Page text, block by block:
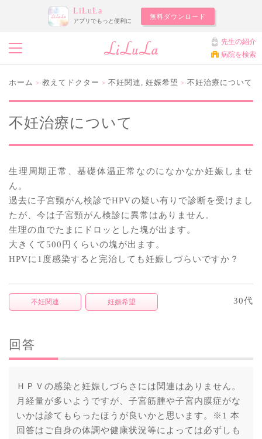
LiLuLa
アプリでもっと便利に
無料ダウンロード
先生の紹介
病院を検索
ホーム > 教えてドクター > 不妊関連 , 妊娠希望 > 不妊治療について
不妊治療について
生理周期正常、基礎体温正常なのになかなか妊娠しませ
ん。
過去に子宮頸がん検診でHPVの疑い有りで診断を受けまし
たが、今は子宮頸がん検診に異常はありません。
生理の血でたまにドロッとした塊が出ます。
大きくて500円くらいの塊が出ます。
HPVに1度感染すると完治しても妊娠しづらいですか？
不妊関連 妊娠希望 30代
回答
ＨＰＶの感染と妊娠しづらさには関連はありません。
月経量が多いようですが、子宮筋腫や子宮内膜症がな
いかは診てもらったほうが良いかと思います。※1 本
回答はご自身の体調や健康状況等によっては必ずしも